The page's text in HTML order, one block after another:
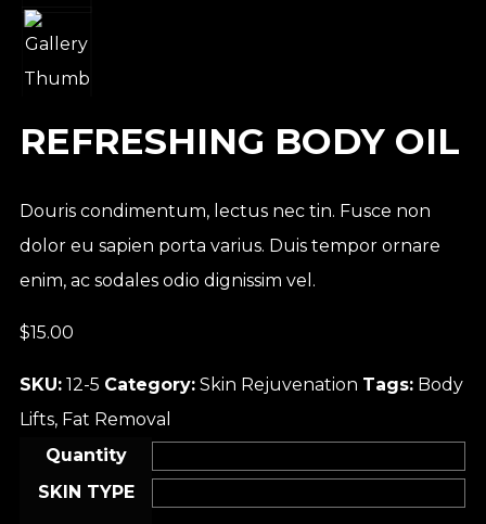
REFRESHING BODY OIL
Douris condimentum, lectus nec tin. Fusce non
dolor eu sapien porta varius. Duis tempor ornare
enim, ac sodales odio dignissim vel.
$15.00
SKU: 12-5 Category: Skin Rejuvenation Tags: Body
Lifts, Fat Removal
Quantity
SKIN TYPE